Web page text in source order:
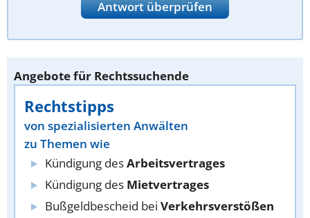
Antwort überprüfen
Angebote für Rechtssuchende
Rechtstipps
von spezialisierten Anwälten
zu Themen wie
Kündigung desArbeitsvertrages
Kündigung des Mietvertrages
Bußgeldbescheid bei Verkehrsverstößen